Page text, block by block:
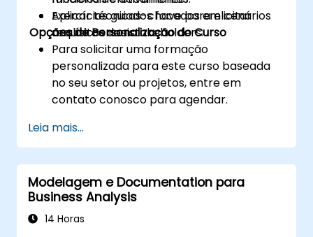
Aplicar técnicas-chave para elicitar
requisitos dos stakeholders.
Exercícios guiados focados em cenários
analíticos reais.
Opções de Personalização do Curso
Para solicitar uma formação
personalizada para este curso baseada
no seu setor ou projetos, entre em
contato conosco para agendar.
Leia mais...
Modelagem e Documentation para
Business Analysis
14 Horas